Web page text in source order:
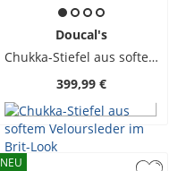
Doucal's
Chukka-Stiefel aus softem Veloursleder im Brit-Look
399,99 €
NEU